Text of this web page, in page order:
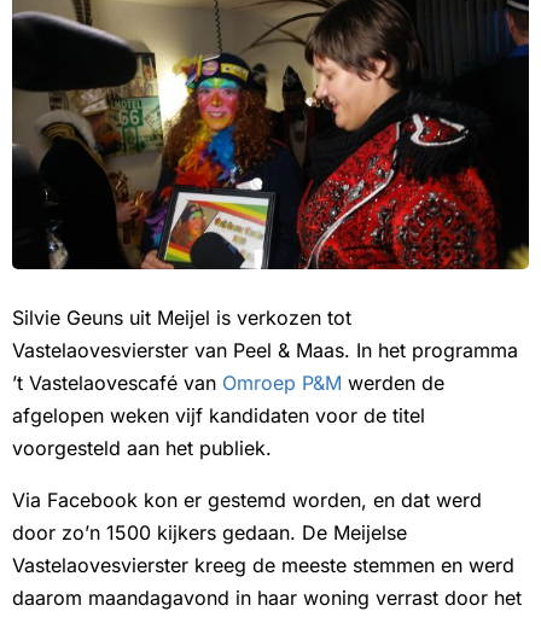
Silvie Geuns uit Meijel is verkozen tot
Vastelaovesvierster van Peel & Maas. In het programma
’t Vastelaovescafé van Omroep P&M werden de
afgelopen weken vijf kandidaten voor de titel
voorgesteld aan het publiek.
Via Facebook kon er gestemd worden, en dat werd
door zo’n 1500 kijkers gedaan. De Meijelse
Vastelaovesvierster kreeg de meeste stemmen en werd
daarom maandagavond in haar woning verrast door het